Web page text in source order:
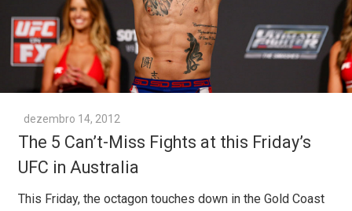
dezembro 14, 2012
The 5 Can’t-Miss Fights at this Friday’s
UFC in Australia
This Friday, the octagon touches down in the Gold Coast